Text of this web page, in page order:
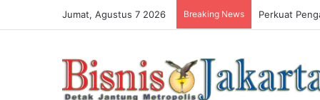
Jumat, Agustus 7 2026 Breaking News Perkuat